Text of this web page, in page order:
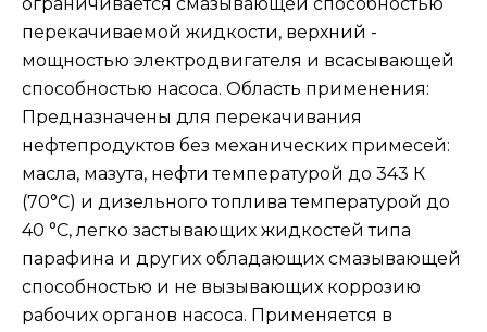
перекачиваемой жидкости, верхний -
мощностью электродвигателя и всасывающей
способностью насоса. Область применения:
Предназначены для перекачивания
нефтепродуктов без механических примесей:
масла, мазута, нефти температурой до 343 К
(70°C) и дизельного топлива температурой до
40 °C, легко застывающих жидкостей типа
парафина и других обладающих смазывающей
способностью и не вызывающих коррозию
рабочих органов насоса. Применяется в